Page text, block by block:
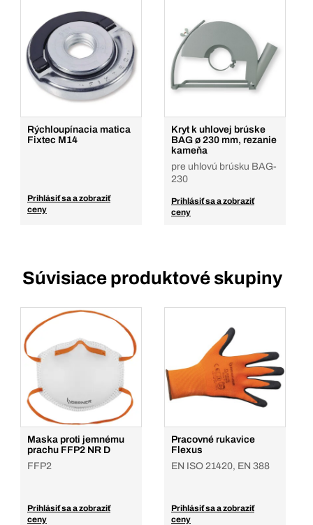
Rýchloupínacia matica
Fixtec M14
Prihlásiť sa a zobraziť
ceny
Kryt k uhlovej brúske
BAG ø 230 mm, rezanie
kameňa
pre uhlovú brúsku BAG-
230
Prihlásiť sa a zobraziť
ceny
Súvisiace produktové skupiny
Maska proti jemnému
prachu FFP2 NR D
FFP2
Prihlásiť sa a zobraziť
ceny
Pracovné rukavice
Flexus
EN ISO 21420, EN 388
Prihlásiť sa a zobraziť
ceny